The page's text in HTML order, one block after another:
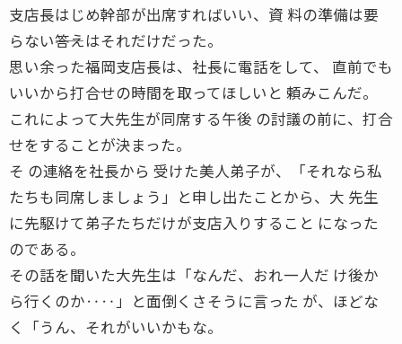
支店長はじめ幹部が出席すればいい、資 料の準備は要
らない――答えはそれだけだった。
思い余った福岡支店長は、社長に電話をして、 直前でも
いいから打合せの時間を取ってほしいと 頼みこんだ。
これによって大先生が同席する午後 の討議の前に、打合
せをすることが決まった。
そ の連絡を社長から 受けた美人弟子が、「それなら私
たちも同席しましょう」と申し出たことから、大 先生
に先駆けて弟子たちだけが支店入りすること になった
のである。
その話を聞いた大先生は「なんだ、おれ一人だ け後か
ら行くのか‥‥」と面倒くさそうに言った が、ほどな
く「うん、それがいいかもな。